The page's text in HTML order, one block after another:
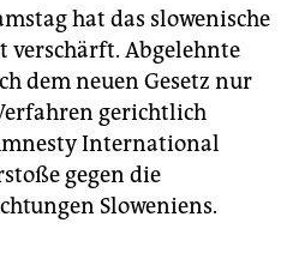
hat das slowenische
verschärft. Abgelehnte
dem neuen Gesetz nur
gerichtlich
International
gegen die
Sloweniens.